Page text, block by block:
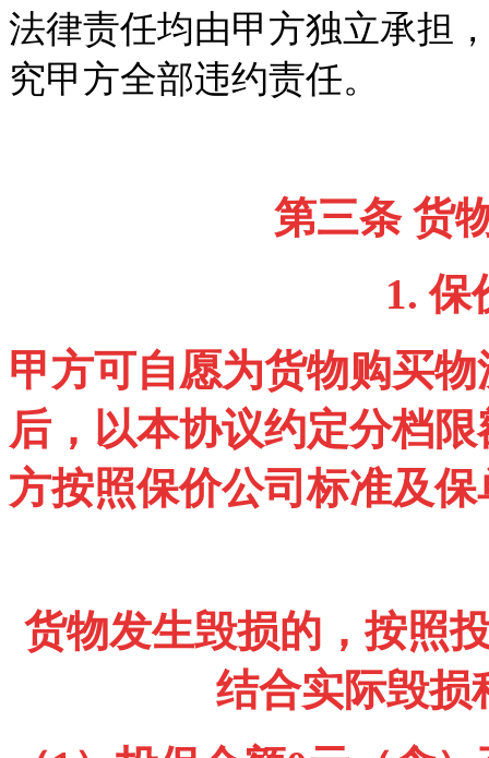
法律责任均由甲方独立承担
究甲方全部违约责任。
第三条 货
1.保
甲方可自愿为货物购买
后，以本协议约定分档
方按照保价公司标准及
货物发生毁损的，按照
结合实际毁损